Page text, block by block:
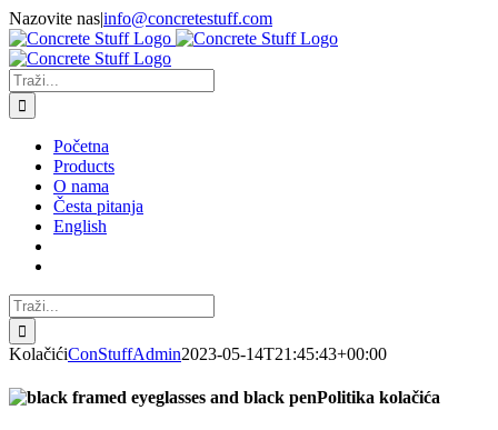
Skip
to
content
Nazovite nas|info@concretestuff.com
Facebook
Instagram
Email:
Traži...
Početna
Products
O nama
Česta pitanja
English
Traži...
KolačićiConStuffAdmin2023-05-14T21:45:43+00:00
Politika kolačića